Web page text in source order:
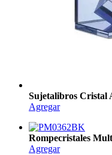
Sujetalibros Cristal
Agregar
Rompecristales
Agregar